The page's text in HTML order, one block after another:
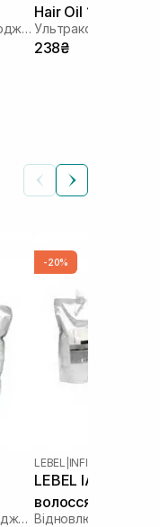
Мінералізуючий лосьйон для пошкодженого волосся
Hair Oil 1 шт
238₴
Відновлююча програма для розгладження пористого волосся «Щастя для волосся»
-20%
LEBEL INFINITY AURUM
LEBEL IAU Cell
волосся